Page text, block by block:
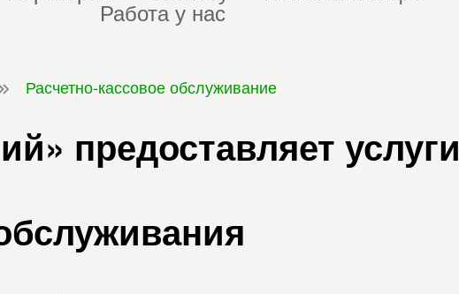
Работа у нас
Расчетно-кассовое обслуживание
предоставляет услуги